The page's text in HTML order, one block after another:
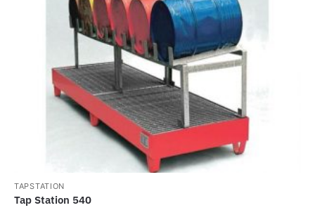
TAPSTATION
Tap Station 540